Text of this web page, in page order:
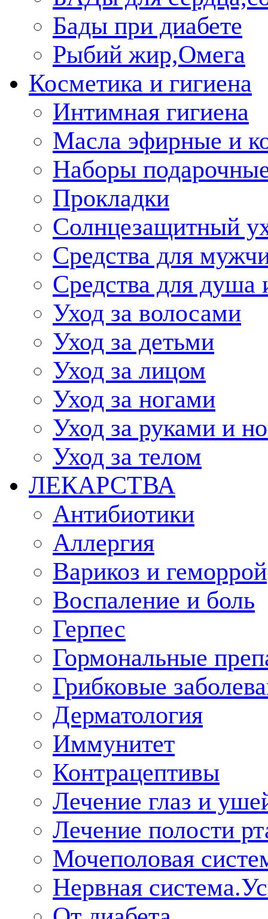
Бады при диабете
Рыбий жир,Омега
Косметика и гигиена
Интимная гигиена
Масла эфирные и
Наборы
Прокладки
Солнцезащитный
Средства для
Средства для душа
Уход за волосами
Уход за детьми
Уход за лицом
Уход за ногами
Уход за руками и
Уход за телом
ЛЕКАРСТВА
Антибиотики
Аллергия
Варикоз и геморрой
Воспаление и боль
Герпес
Гормональные
Грибковые
Дерматология
Иммунитет
Контрацептивы
Лечение глаз и
Лечение полости
Мочеполовая
Нервная